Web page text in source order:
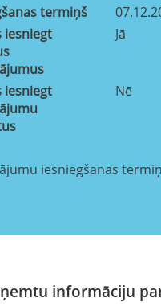
termiņš
iesniegt
Jā
iesniegt
Nē
iesniegšanas
informāciju